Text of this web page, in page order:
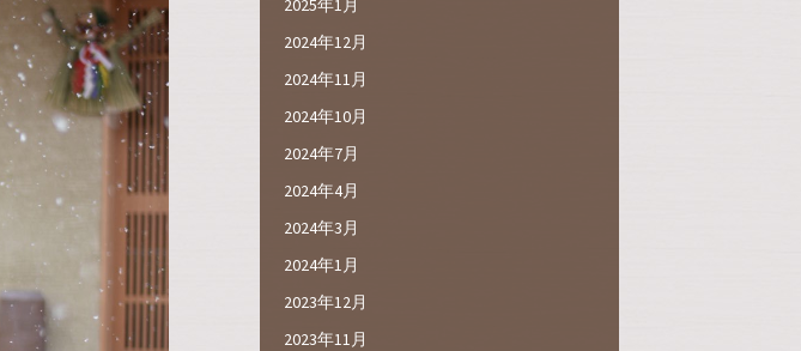
2025年1月
2024年12月
2024年11月
2024年10月
2024年7月
2024年4月
2024年3月
2024年1月
2023年12月
2023年11月